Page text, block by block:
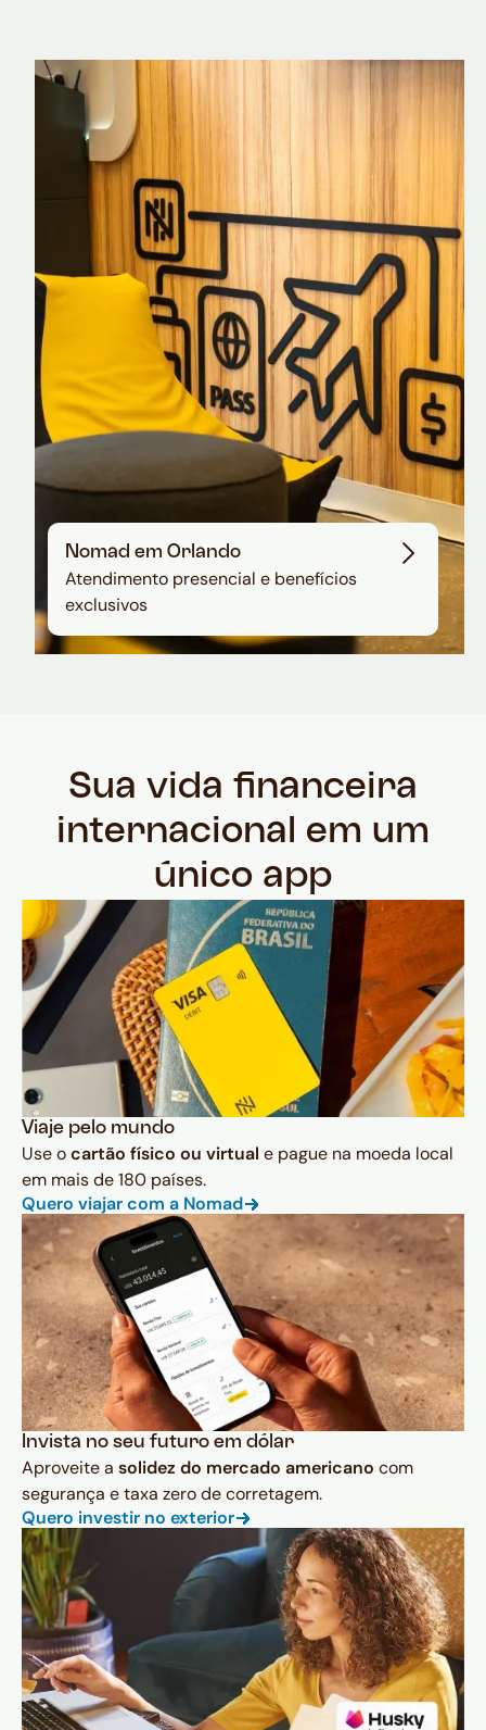
Nomad Explorer
Cartão de crédito brasileiro com cashback
em dólar
Nomad em Orlando
Atendimento presencial e benefícios
exclusivos
Sua vida financeira
internacional em um
único app
Viaje pelo mundo
Use ocartão físico ou virtual e pague na moeda local
em mais de 180 países.
Quero viajar com a Nomad
Invista no seu futuro em dólar
Aproveite a solidez do mercado americano com
segurança e taxa zero de corretagem.
Quero investir no exterior